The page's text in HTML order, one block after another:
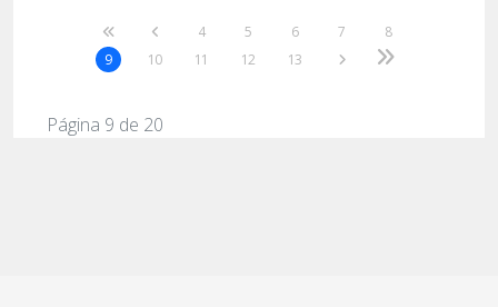
4 5 6 7
8
9
10 11 12 13
Página 9 de 20